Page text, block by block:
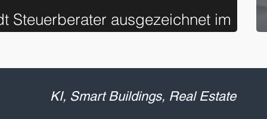
Steuerberater ausgezeichnet im
als „Beste Steuerberater“
KI, Smart Buildings, Real Estate